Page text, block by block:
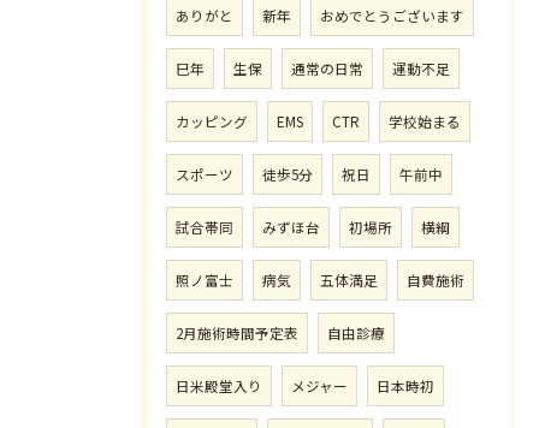
ありがと 新年 おめでとうございます
巳年 生保 通常の日常 運動不足
カッピング EMS CTR 学校始まる
スポーツ 徒歩5分 祝日 午前中
試合帯同 みずほ台 初場所 横綱
照ノ富士 病気 五体満足 自費施術
2月施術時間予定表 自由診療
日米殿堂入り メジャー 日本時初